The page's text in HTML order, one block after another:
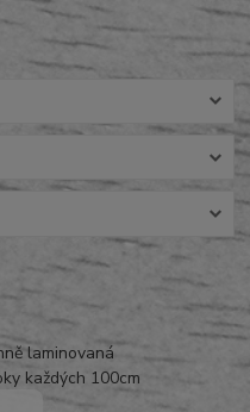
laminovaná
každých 100cm